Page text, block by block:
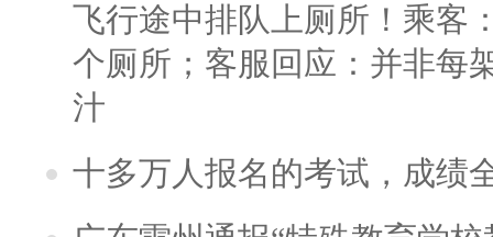
飞行途中排队上厕所！乘客
个厕所；客服回应：并非每
汁
十多万人报名的考试，成绩